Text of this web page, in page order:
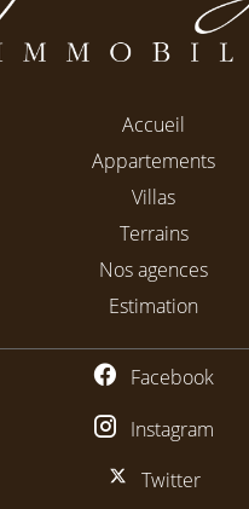
Accueil
Appartements
Villas
Terrains
Nos agences
Estimation
Facebook
Instagram
Twitter